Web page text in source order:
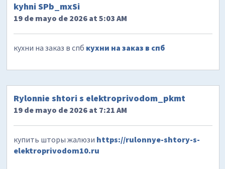
kyhni SPb_mxSi
19 de mayo de 2026 at 5:03 AM
кухни на заказ в спб кухни на заказ в спб
Rylonnie shtori s elektroprivodom_pkmt
19 de mayo de 2026 at 7:21 AM
купить шторы жалюзи https://rulonnye-shtory-s-
elektroprivodom10.ru